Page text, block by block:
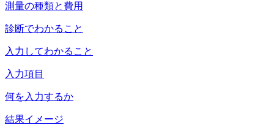
測量の種類と費用
診断でわかること
入力してわかること
入力項目
何を入力するか
結果イメージ